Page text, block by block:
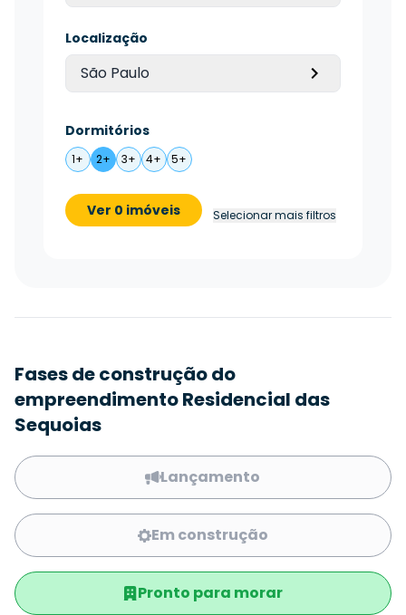
Localização
São Paulo
Dormitórios
1+ 2+ 3+ 4+ 5+
Ver 0 imóveis Selecionar mais filtros
Fases de construção do
empreendimento Residencial das
Sequoias
Lançamento
Em construção
Pronto para morar